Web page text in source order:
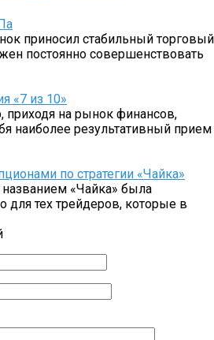
приносил стабильный торговый
постоянно совершенствовать
«7 из 10»
на рынок финансов,
наиболее результативный прием
по стратегии «Чайка»
«Чайка» была
для тех трейдеров, которые в